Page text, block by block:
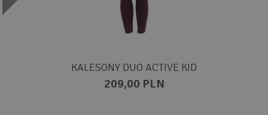
KALESONY DUO ACTIVE KID
209,00 PLN